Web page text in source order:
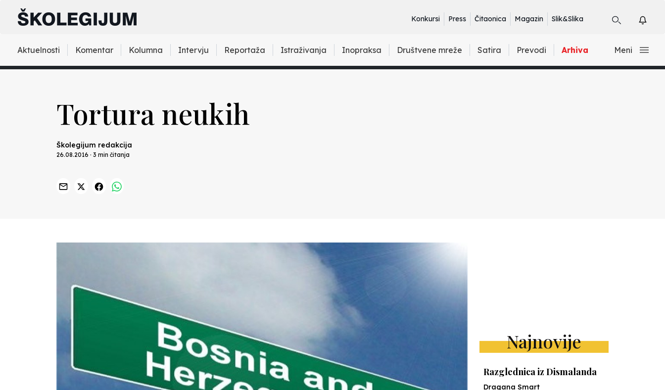
Konkursi Press Čitaonica Magazin Slik&Slika
Aktuelnosti Komentar Kolumna Intervju Reportaža Istraživanja Inopraksa Društvene mreže Satira Prevodi Arhiva Meni
Tortura neukih
Školegijum redakcija
26.08.2016 · 3 min čitanja
Najnovije
Razglednica iz Dismalanda
Dragana Smart